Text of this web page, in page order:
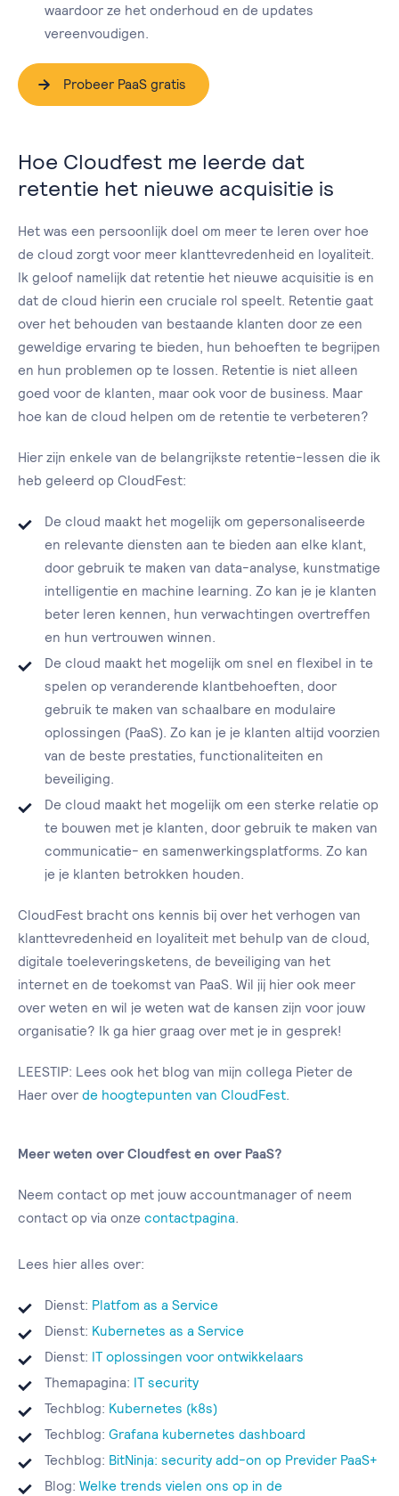
waardoor ze het onderhoud en de updates
vereenvoudigen.
Probeer PaaS gratis
Hoe Cloudfest me leerde dat
retentie het nieuwe acquisitie is
Het was een persoonlijk doel om meer te leren over hoe
de cloud zorgt voor meer klanttevredenheid en loyaliteit.
Ik geloof namelijk dat retentie het nieuwe acquisitie is en
dat de cloud hierin een cruciale rol speelt. Retentie gaat
over het behouden van bestaande klanten door ze een
geweldige ervaring te bieden, hun behoeften te begrijpen
en hun problemen op te lossen. Retentie is niet alleen
goed voor de klanten, maar ook voor de business. Maar
hoe kan de cloud helpen om de retentie te verbeteren?
Hier zijn enkele van de belangrijkste retentie-lessen die ik
heb geleerd op CloudFest:
De cloud maakt het mogelijk om gepersonaliseerde
en relevante diensten aan te bieden aan elke klant,
door gebruik te maken van data-analyse, kunstmatige
intelligentie en machine learning. Zo kan je je klanten
beter leren kennen, hun verwachtingen overtreffen
en hun vertrouwen winnen.
De cloud maakt het mogelijk om snel en flexibel in te
spelen op veranderende klantbehoeften, door
gebruik te maken van schaalbare en modulaire
oplossingen (PaaS). Zo kan je je klanten altijd voorzien
van de beste prestaties, functionaliteiten en
beveiliging.
De cloud maakt het mogelijk om een sterke relatie op
te bouwen met je klanten, door gebruik te maken van
communicatie- en samenwerkingsplatforms. Zo kan
je je klanten betrokken houden.
CloudFest bracht ons kennis bij over het verhogen van
klanttevredenheid en loyaliteit met behulp van de cloud,
digitale toeleveringsketens, de beveiliging van het
internet en de toekomst van PaaS. Wil jij hier ook meer
over weten en wil je weten wat de kansen zijn voor jouw
organisatie? Ik ga hier graag over met je in gesprek!
LEESTIP: Lees ook het blog van mijn collega Pieter de
Haer over de hoogtepunten van CloudFest
Meer weten over Cloudfest en over PaaS?
Neem contact op met jouw accountmanager of neem
contact op via onze contactpagina
Lees hier alles over:
Dienst: Platfom as a Service
Dienst: Kubernetes as a Service
Dienst: IT oplossingen voor ontwikkelaars
Themapagina: IT security
Techblog: Kubernetes (k8s)
Techblog: Grafana kubernetes dashboard
Techblog: BitNinja: security add-on op Previder PaaS+
Blog: Welke trends vielen ons op in de